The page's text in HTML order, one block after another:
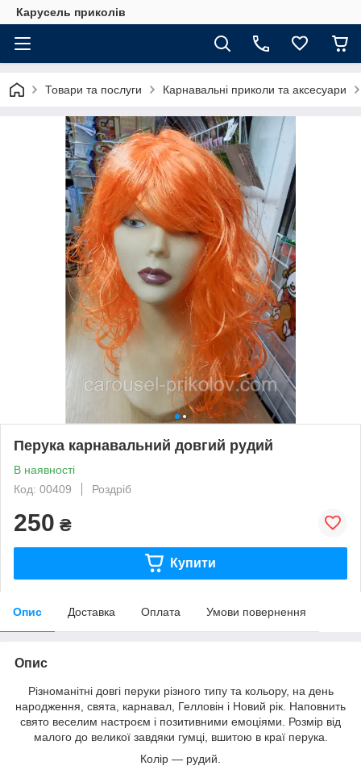
Карусель приколів
Товари та послуги Карнавальні приколи та аксесуари
Перука карнавальний довгий рудий
В наявності
Код: 00409
Роздріб
250 ₴
Купити
Опис Доставка Оплата Умови повернення
Опис
Різноманітні довгі перуки різного типу та кольору, на день
народження, свята, карнавал, Гелловін і Новий рік. Наповнить
свято веселим настроєм і позитивними емоціями. Розмір від
малого до великої завдяки гумці, вшитою в краї перука.
Колір — рудий.